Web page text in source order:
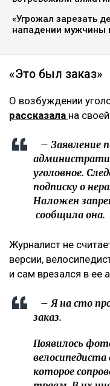
«Угрожал зарезать
нападении мужчины
«Это был заказ»
О возбуждении
рассказала на
– Заявление
уголовное.
подписку о
Наложен
сообщила она.
Журналист не
версии,
и сам врезался в ее
– Я на сто
заказ.
Появилось
которое